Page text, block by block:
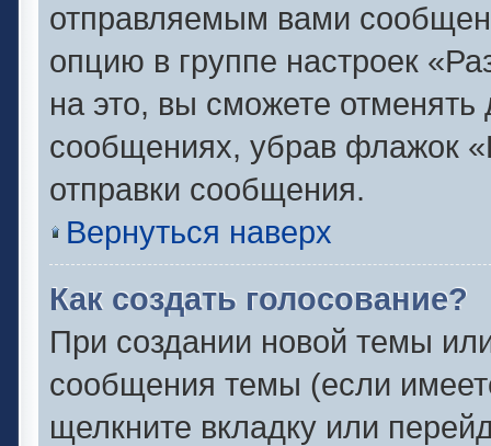
отправляемым вами
опцию в группе настроек
на это, вы сможете
сообщениях, убрав флажок
отправки сообщения.
Вернуться наверх
Как создать голосование?
При создании новой темы
сообщения темы (если
щелкните вкладку или